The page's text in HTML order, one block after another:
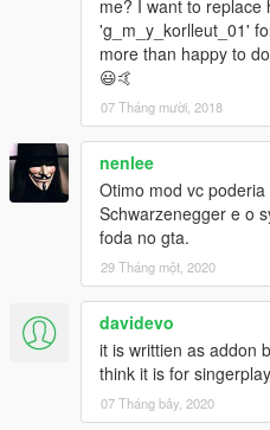
me? I want to replace
'g_m_y_korlleut_01'
more than happy to
😃🤙
07 Tháng mười, 2018
nenlee
Otimo mod vc
Schwarzenegger e o
foda no gta.
29 Tháng một, 2020
davidevo
it is writtien as addon
think it is for
07 Tháng bảy, 2020